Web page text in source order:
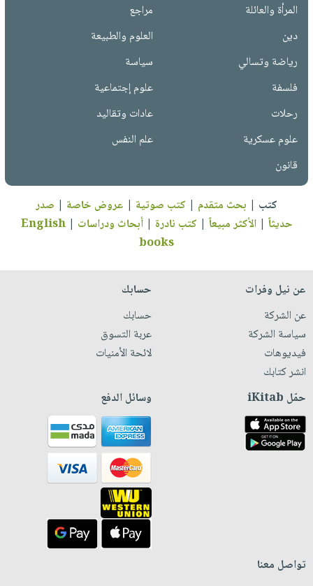
المرأة والعائلة
مراجع
دين
العلوم والطبيعة
رياضة وتسالي
سياسة
فلسفة
علوم إجتماعية
رحلات
عادات وتقاليد
علوم عسكرية
علم النفس
قانون
كتب | بحث متقدم | كتب صوتية | عروض خاصة | صدر
حديثاً |الأكثر مبيعاً | كتب نادرة |أبحاث ودراسات |
English
books
عن نيل وفرات
عن الشركة
سياسة الشركة
فيديوهات
انشر كتابك
حسابك
حسابك
عربة التسوق
لائحة الأمنيات
حمّل iKitab وسائل الدفع
تواصل معنا